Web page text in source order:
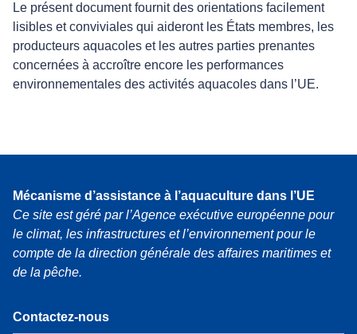
Le présent document fournit des orientations facilement
lisibles et conviviales qui aideront les États membres, les
producteurs aquacoles et les autres parties prenantes
concernées à accroître encore les performances
environnementales des activités aquacoles dans l’UE.
Mécanisme d’assistance à l’aquaculture dans l’UE
Ce site est géré par l’Agence exécutive européenne pour
le climat, les infrastructures et l’environnement pour le
compte de la direction générale des affaires maritimes et
de la pêche.
Contactez-nous